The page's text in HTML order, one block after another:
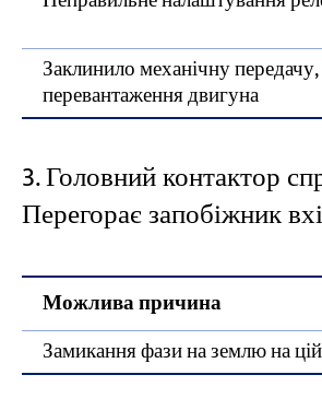
Заклинило механічну
перевантаження двигуна
3. Головний контактор
Перегорає запобіжник
Можлива причина
Замикання фази на землю на